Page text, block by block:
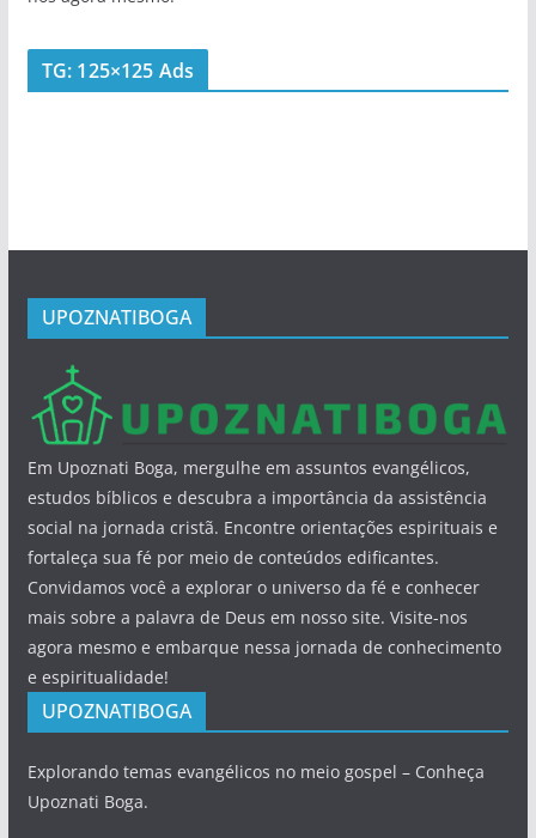
TG: 125×125 Ads
UPOZNATIBOGA
Em Upoznati Boga, mergulhe em assuntos evangélicos,
estudos bíblicos e descubra a importância da assistência
social na jornada cristã. Encontre orientações espirituais e
fortaleça sua fé por meio de conteúdos edificantes.
Convidamos você a explorar o universo da fé e conhecer
mais sobre a palavra de Deus em nosso site. Visite-nos
agora mesmo e embarque nessa jornada de conhecimento
e espiritualidade!
UPOZNATIBOGA
Explorando temas evangélicos no meio gospel – Conheça
Upoznati Boga.